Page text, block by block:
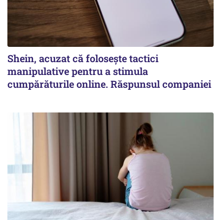
Shein, acuzat că folosește tactici
manipulative pentru a stimula
cumpărăturile online. Răspunsul companiei